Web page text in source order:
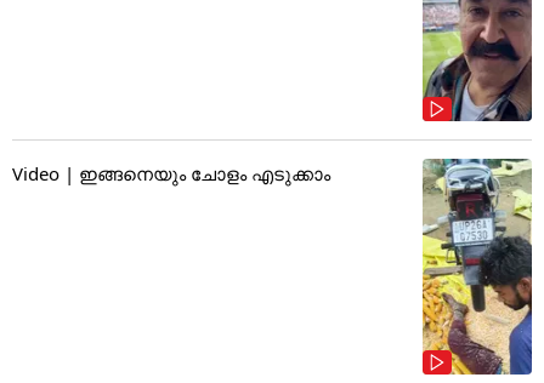
Video | ഇങ്ങനെയും ചോളം എടുക്കാം